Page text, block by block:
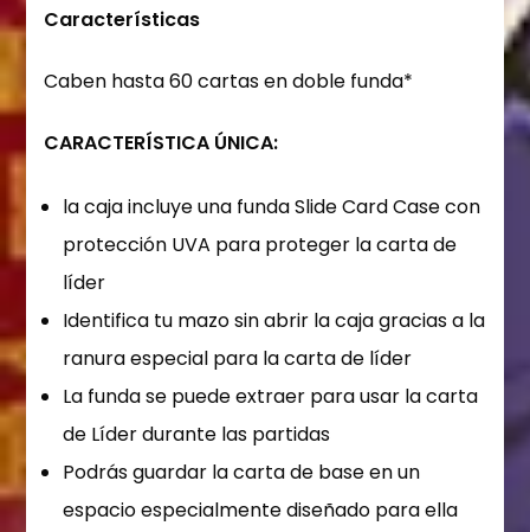
Características
Caben hasta 60 cartas en doble funda*
CARACTERÍSTICA ÚNICA:
la caja incluye una funda Slide Card Case con
protección UVA para proteger la carta de
líder
Identifica tu mazo sin abrir la caja gracias a la
ranura especial para la carta de líder
La funda se puede extraer para usar la carta
de Líder durante las partidas
Podrás guardar la carta de base en un
espacio especialmente diseñado para ella